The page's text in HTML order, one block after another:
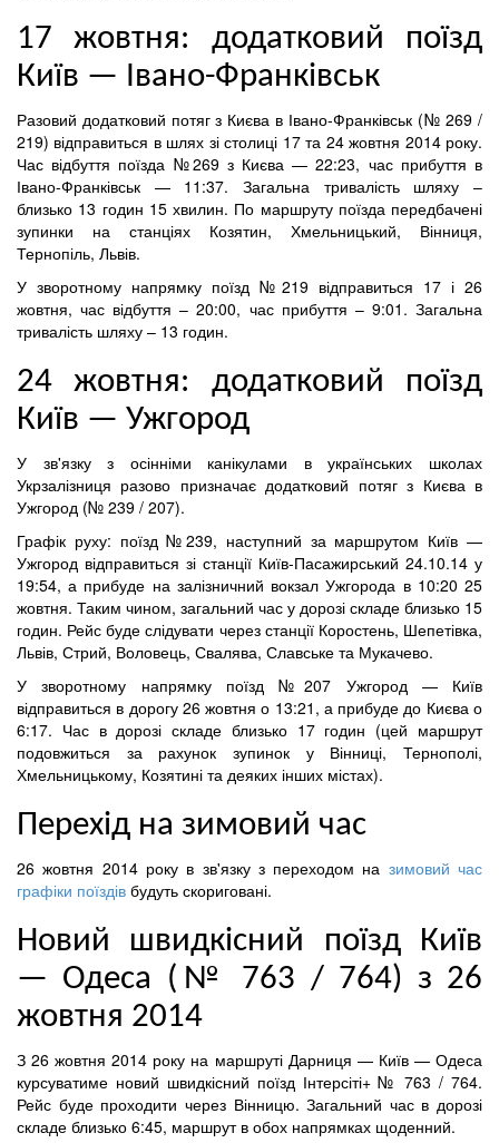
17 жовтня: додатковий поїзд
Київ — Івано-Франківськ
Разовий додатковий потяг з Києва в Івано-Франківськ (№ 269 /
219) відправиться в шлях зі столиці 17 та 24 жовтня 2014 року.
Час відбуття поїзда №269 з Києва — 22:23, час прибуття в
Івано-Франківськ — 11:37. Загальна тривалість шляху –
близько 13 годин 15 хвилин. По маршруту поїзда передбачені
зупинки на станціях Козятин, Хмельницький, Вінниця,
Тернопіль, Львів.
У зворотному напрямку поїзд №219 відправиться 17 і 26
жовтня, час відбуття – 20:00, час прибуття – 9:01. Загальна
тривалість шляху – 13 годин.
24 жовтня: додатковий поїзд
Київ — Ужгород
У зв'язку з осінніми канікулами в українських школах
Укрзалізниця разово призначає додатковий потяг з Києва в
Ужгород (№ 239 / 207).
Графік руху: поїзд №239, наступний за маршрутом Київ —
Ужгород відправиться зі станції Київ-Пасажирський 24.10.14 у
19:54, а прибуде на залізничний вокзал Ужгорода в 10:20 25
жовтня. Таким чином, загальний час у дорозі складе близько 15
годин. Рейс буде слідувати через станції Коростень, Шепетівка,
Львів, Стрий, Воловець, Свалява, Славське та Мукачево.
У зворотному напрямку поїзд №207 Ужгород — Київ
відправиться в дорогу 26 жовтня о 13:21, а прибуде до Києва о
6:17. Час в дорозі складе близько 17 годин (цей маршрут
подовжиться за рахунок зупинок у Вінниці, Тернополі,
Хмельницькому, Козятині та деяких інших містах).
Перехід на зимовий час
26 жовтня 2014 року в зв'язку з переходом на зимовий час
графіки поїздів будуть скориговані.
Новий швидкісний поїзд Київ
— Одеса (№ 763 / 764) з 26
жовтня 2014
З 26 жовтня 2014 року на маршруті Дарниця — Київ — Одеса
курсуватиме новий швидкісний поїзд Інтерсіті+ № 763 / 764.
Рейс буде проходити через Вінницю. Загальний час в дорозі
складе близько 6:45, маршрут в обох напрямках щоденний.